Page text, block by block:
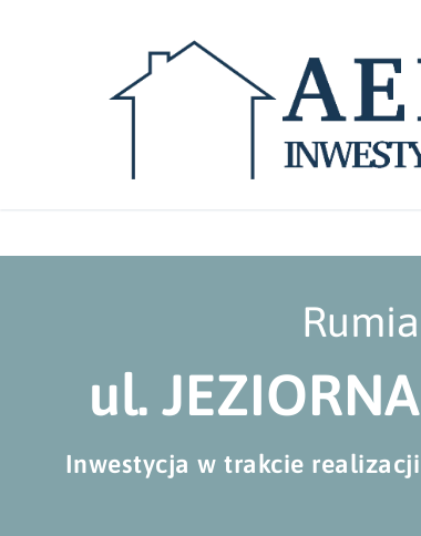
Rumia
ul. JEZIORNA
Inwestycja w trakcie realizacji